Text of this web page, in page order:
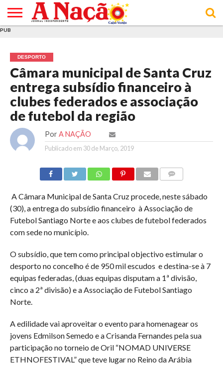
E DE
COOKIES
DE
UTILIZAÇÃO
PUB
DESPORTO
Câmara municipal de Santa Cruz
entrega subsídio financeiro à
clubes federados e associação
de futebol da região
Por A NAÇÃO
Publicado em 30 de Março, 2019
A Câmara Municipal de Santa Cruz procede, neste sábado
(30), a entrega do subsídio financeiro à Associação de
Futebol Santiago Norte e aos clubes de futebol federados
com sede no município.
O subsídio, que tem como principal objectivo estimular o
desporto no concelho é de 950 mil escudos e destina-se à 7
equipas federadas, (duas equipas disputam a 1ª divisão,
cinco a 2ª divisão) e a Associação de Futebol Santiago
Norte.
A edilidade vai aproveitar o evento para homenagear os
jovens Edmilson Semedo e a Crisanda Fernandes pela sua
participação no torneio de Oril “NOMAD UNIVERSE
ETHNOFESTIVAL” que teve lugar no Reino da Arábia